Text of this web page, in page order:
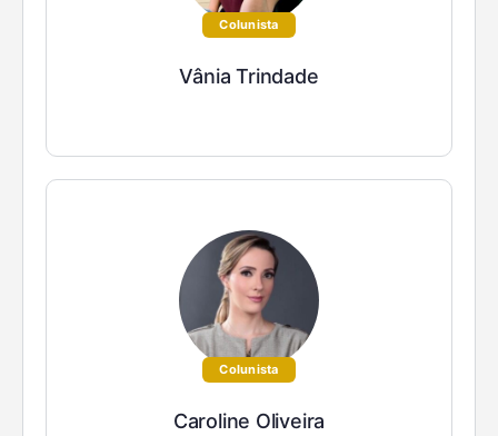
Colunista
Vânia Trindade
Colunista
Caroline Oliveira